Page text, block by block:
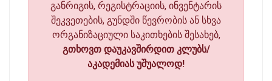
განრიგის, რეგისტრაციის, ინვენტარის
შეკვეთების, გუნდში წევრობის ან სხვა
ორგანიზაციული საკითხების შესახებ,
გთხოვთ დაუკავშირდით კლუბს/
აკადემიას უშუალოდ!